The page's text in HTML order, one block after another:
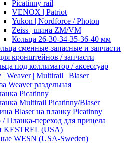
Picatinny rail
VENOX | Patriot
Yukon | Nordforce / Photon
Zeiss | шина ZM/VM
Кольца 26-30-34-35-36-40 мм
сменные-запасные и запчасти
кронштейнов / запчасти
под коллиматор / аксессуар
| Weaver | Multirail | Blaser
Weaver раздельная
Picatinny
Multirail Picatinny/Blaser
Blaser на планку Picatinny
/ Планка-переход для прицела
KESTREL (USA)
WESN (USA-Sweden)